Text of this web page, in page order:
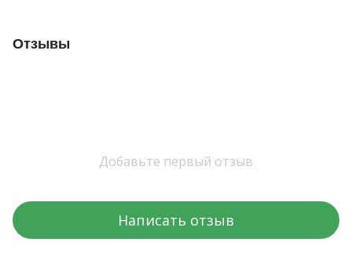
Отзывы
Добавьте первый отзыв
Написать отзыв